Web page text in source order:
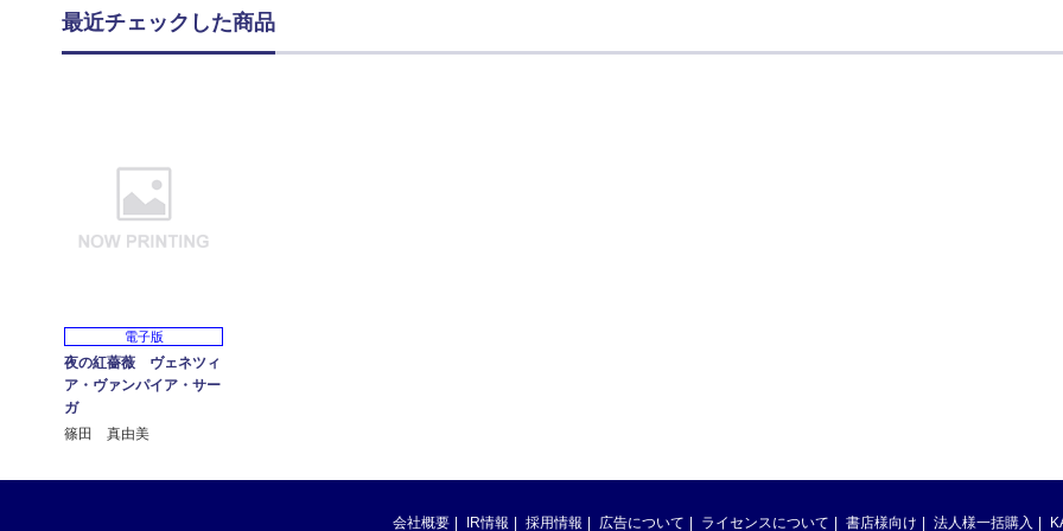
最近チェックした商品
電子版
夜の紅薔薇 ヴェネツィ
ア・ヴァンパイア・サー
ガ
篠田 真由美
会社概要 IR情報 採用情報 広告について ライセンスについて 書店様向け 法人様一括購入